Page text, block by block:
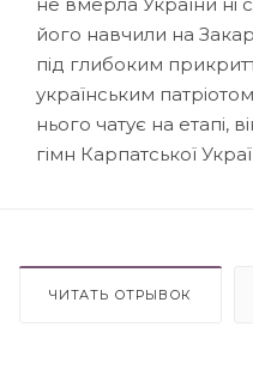
його навчили на
під глибоким
українським
нього чатує на етапі,
гімн Карпатської
ЧИТАТЬ ОТРЫВОК